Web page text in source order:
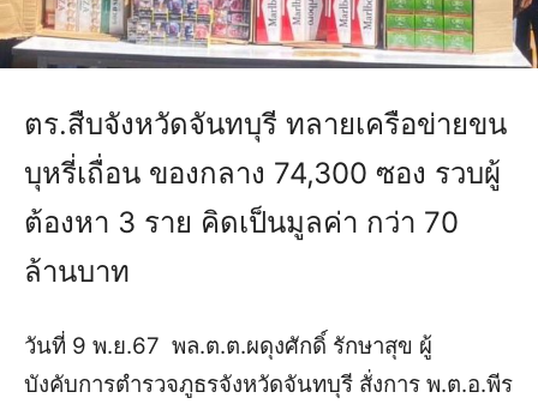
ตร.สืบจังหวัดจันทบุรี ทลายเครือข่ายขน
บุหรี่เถื่อน ของกลาง 74,300 ซอง รวบผู้
ต้องหา 3 ราย คิดเป็นมูลค่า กว่า 70
ล้านบาท
วันที่ 9 พ.ย.67 พล.ต.ต.ผดุงศักดิ์ รักษาสุข ผู้
บังคับการตำรวจภูธรจังหวัดจันทบุรี สั่งการ พ.ต.อ.พีร